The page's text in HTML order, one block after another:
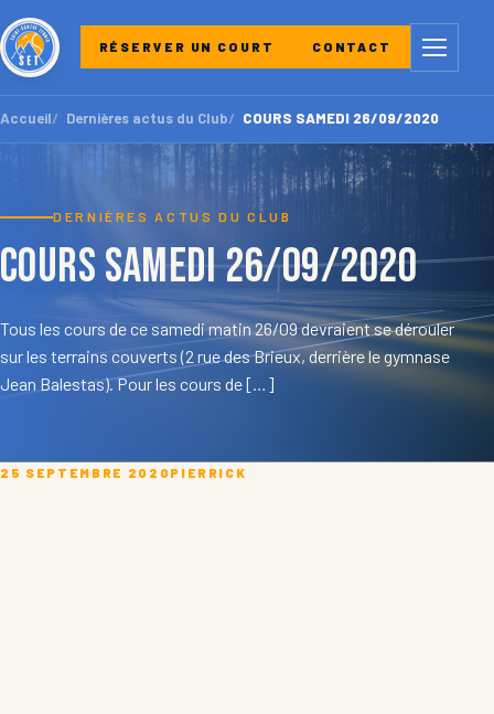
RÉSERVER UN COURT CONTACT Menu
Accueil Dernières actus du Club COURS SAMEDI 26/09/2020
DERNIÈRES ACTUS DU CLUB
COURS SAMEDI 26/09/2020
Tous les cours de ce samedi matin 26/09 devraient se dérouler
sur les terrains couverts (2 rue des Brieux, derrière le gymnase
Jean Balestas). Pour les cours de […]
25 SEPTEMBRE 2020 PIERRICK